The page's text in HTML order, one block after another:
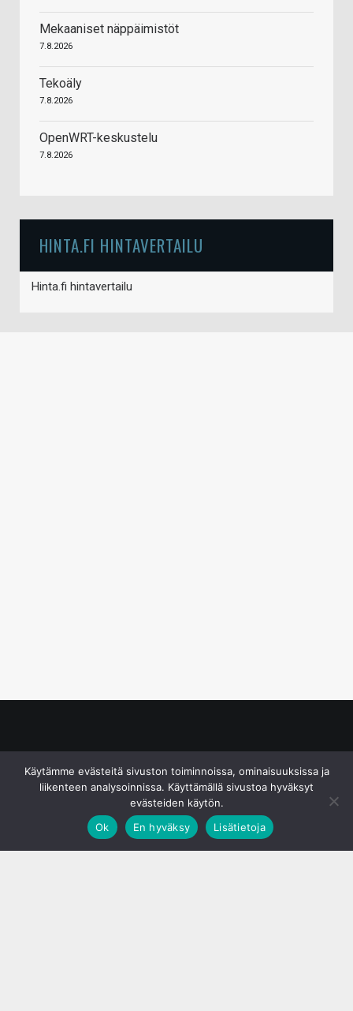
Mekaaniset näppäimistöt
7.8.2026
Tekoäly
7.8.2026
OpenWRT-keskustelu
7.8.2026
HINTA.FI HINTAVERTAILU
Hinta.fi hintavertailu
Käytämme evästeitä sivuston toiminnoissa, ominaisuuksissa ja
liikenteen analysoinnissa. Käyttämällä sivustoa hyväksyt
evästeiden käytön.
Ok
En hyväksy Lisätietoja